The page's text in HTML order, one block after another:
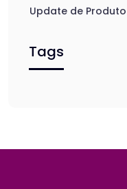
Update de Produto
Tags